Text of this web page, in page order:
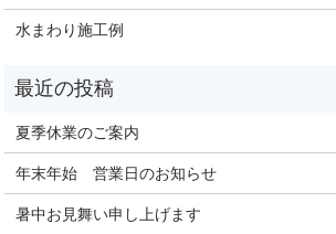
水まわり施工例
夏季休業のご案内
年末年始 営業日のお知らせ
暑中お見舞い申し上げます